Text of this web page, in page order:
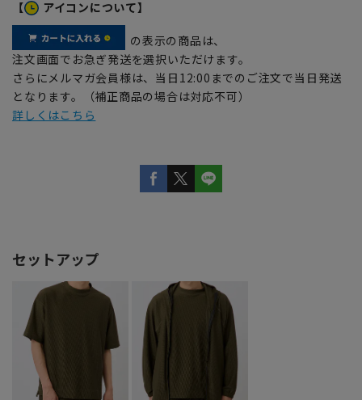
【 アイコンについて】
の表示の商品は、
注文画面でお急ぎ発送を選択いただけます。
さらにメルマガ会員様は、当日12:00までのご注文で当日発送
となります。（補正商品の場合は対応不可）
詳しくはこちら